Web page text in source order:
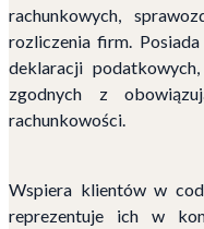
rachunkowych,
rozliczenia firm.
deklaracji
zgodnych z
rachunkowości.
Wspiera klientów w
reprezentuje ich w